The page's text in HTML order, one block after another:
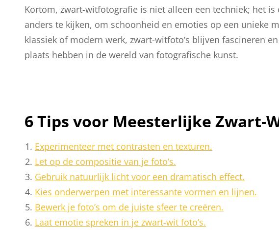
Kortom, zwart-witfotografie is niet alleen een techniek; het
anders te kijken, om schoonheid en emoties op een unieke
klassiek of modern werk, zwart-witfoto’s blijven fascineren
plaats hebben in de wereld van fotografische kunst.
6 Tips voor Meesterlijke Zwart-
Experimenteer met contrasten en texturen.
Let op de compositie van je foto’s.
Gebruik natuurlijk licht voor een dramatisch effect.
Kies onderwerpen met interessante vormen en lijnen.
Bewerk je foto’s om de juiste sfeer te creëren.
Laat emotie spreken in je zwart-wit foto’s.